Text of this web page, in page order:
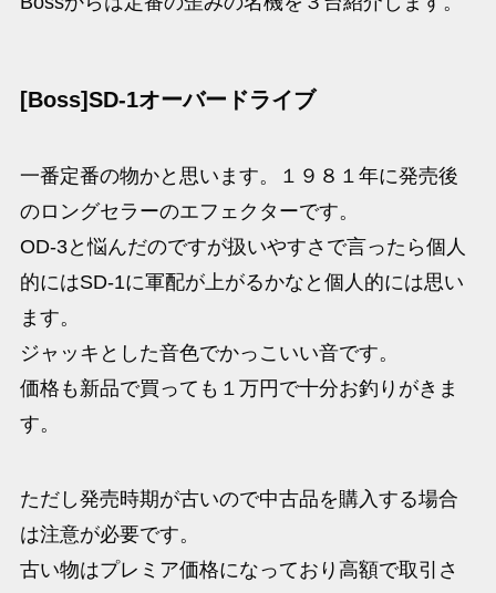
[Boss]SD-1オーバードライブ
一番定番の物かと思います。１９８１年に発売後
のロングセラーのエフェクターです。
OD-3と悩んだのですが扱いやすさで言ったら個人
的にはSD-1に軍配が上がるかなと個人的には思い
ます。
ジャッキとした音色でかっこいい音です。
価格も新品で買っても１万円で十分お釣りがきま
す。
ただし発売時期が古いので中古品を購入する場合
は注意が必要です。
古い物はプレミア価格になっており高額で取引さ